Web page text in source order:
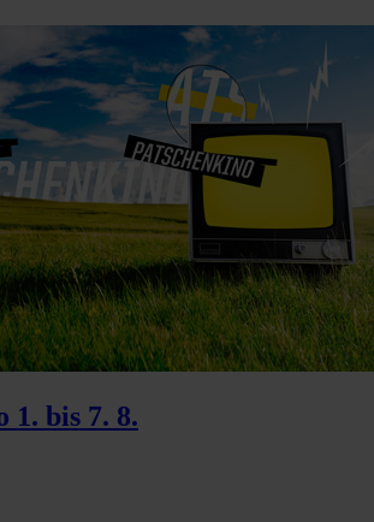
1. bis 7. 8.